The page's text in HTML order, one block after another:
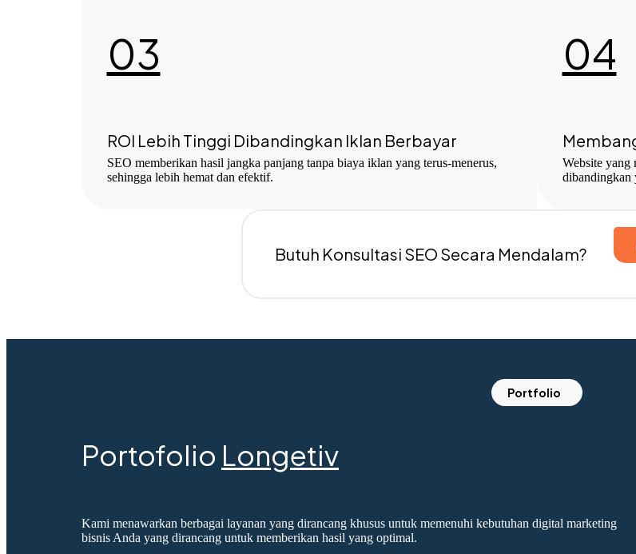
03
ROI Lebih Tinggi Dibandingkan Iklan Berbayar
SEO memberikan hasil jangka panjang tanpa biaya iklan yang terus-menerus,
sehingga lebih hemat dan efektif.
04
Website yang
dibandingkan
Butuh Konsultasi SEO Secara Mendalam?
Portfolio
Portofolio Longetiv
Kami menawarkan berbagai layanan yang dirancang khusus untuk memenuhi kebutuhan digital marketing
bisnis Anda yang dirancang untuk memberikan hasil yang optimal.